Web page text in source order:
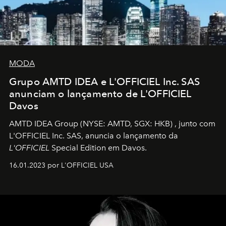
MODA
Grupo AMTD IDEA e L'OFFICIEL Inc. SAS
anunciam o lançamento de L'OFFICIEL
Davos
AMTD IDEA Group (NYSE: AMTD, SGX: HKB) , junto com
L'OFFICIEL Inc. SAS, anuncia o lançamento da
L'OFFICIEL Special Edition em Davos.
16.01.2023 por L'OFFICIEL USA